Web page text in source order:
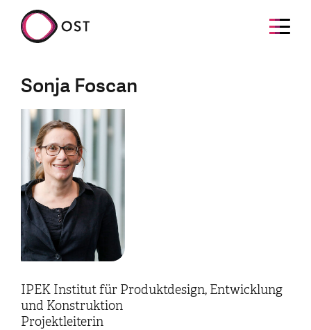
Sonja Foscan
IPEK Institut für Produktdesign, Entwicklung
und Konstruktion
Projektleiterin